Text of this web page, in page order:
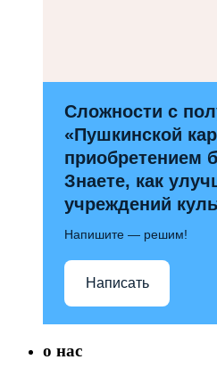
Сложности с
«Пушкинской
приобретением
Знаете, как
учреждений
Напишите — решим!
Написать
о нас